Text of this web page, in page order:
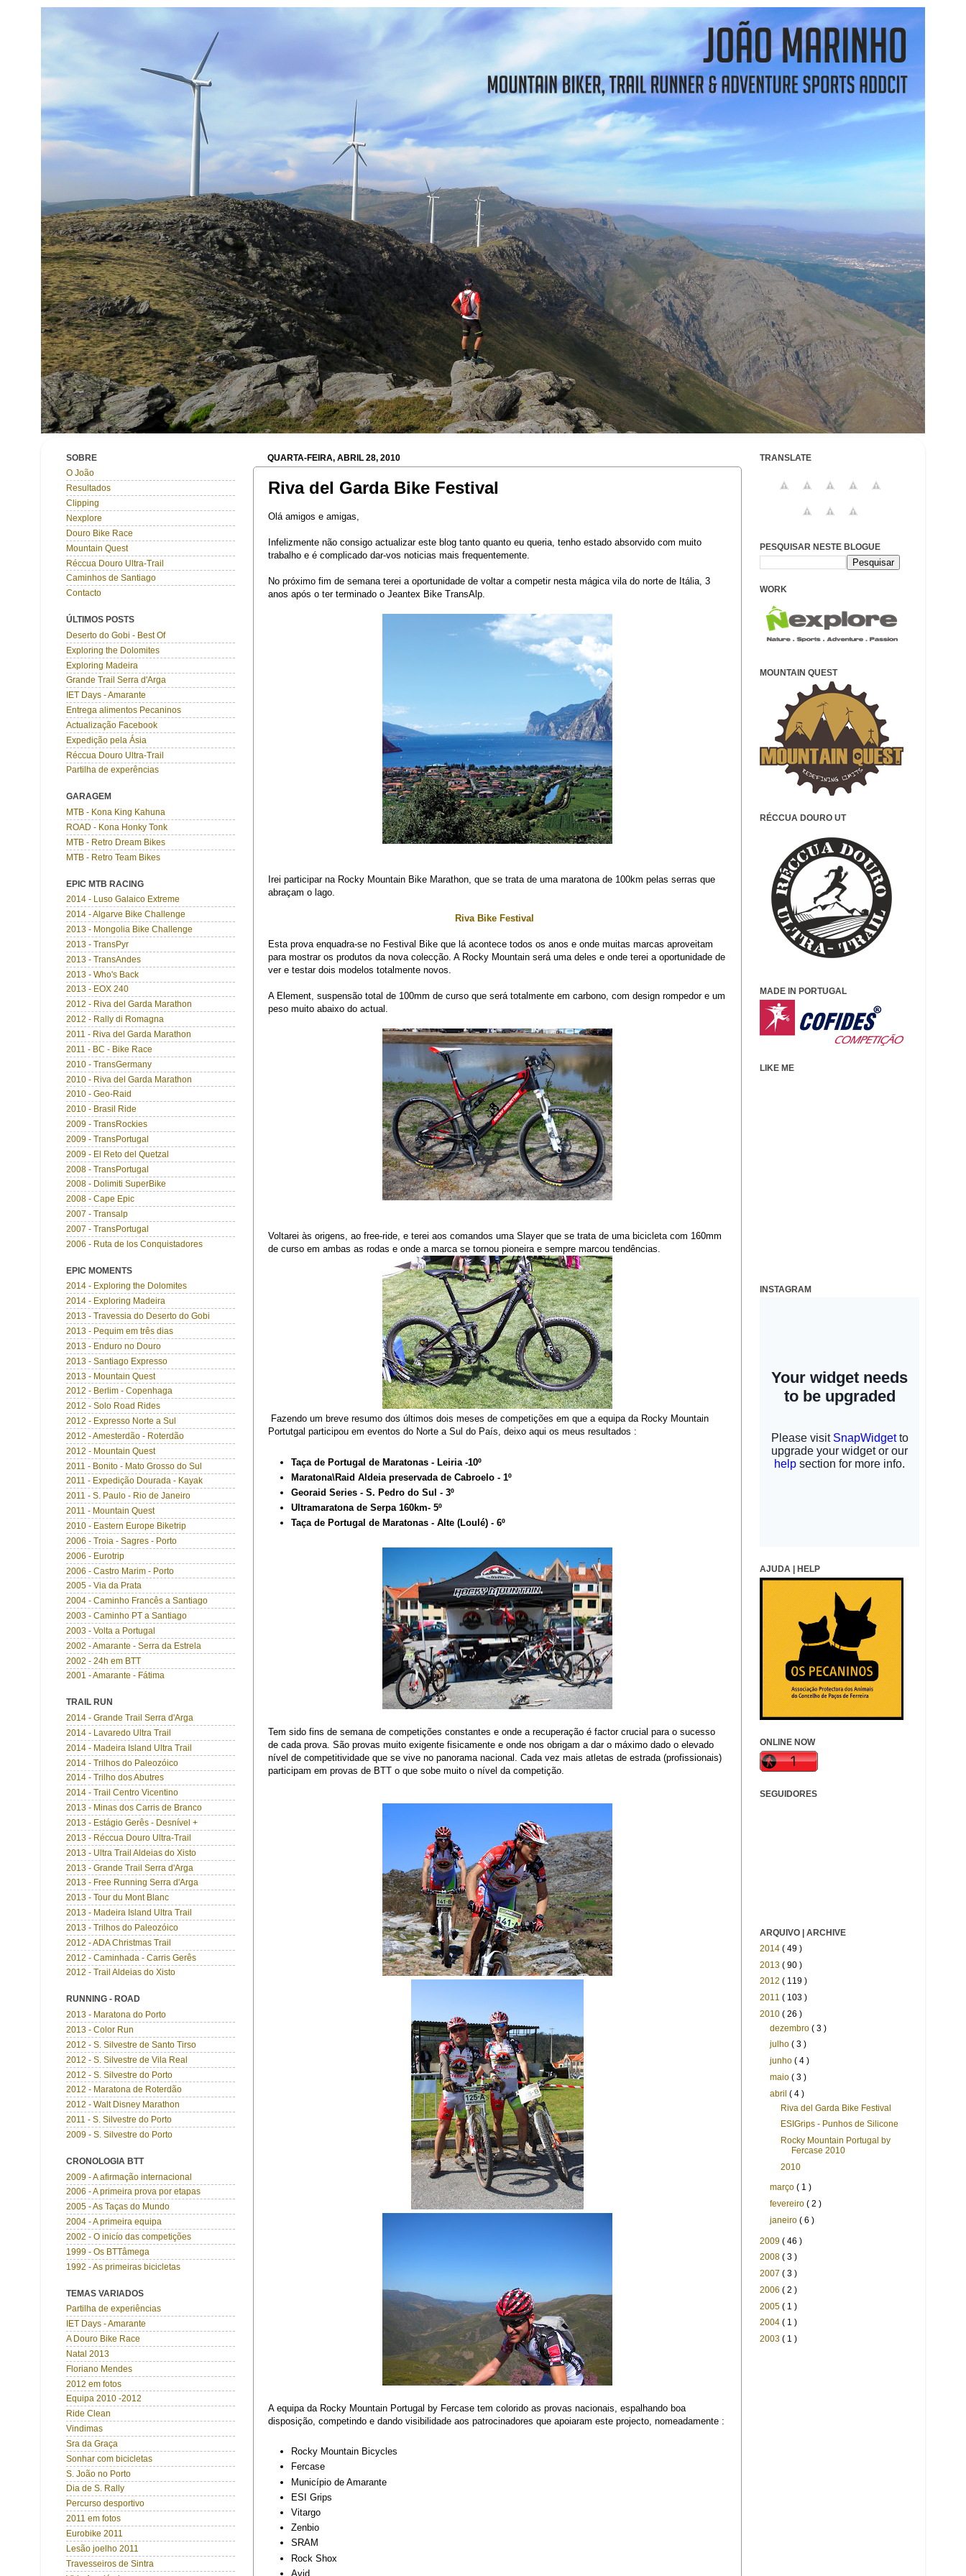
QUARTA-FEIRA, ABRIL 28, 2010
Riva del Garda Bike Festival
Olá amigos e amigas,
Infelizmente não consigo actualizar este blog tanto quanto eu queria, tenho estado absorvido com muito
trabalho e é complicado dar-vos noticias mais frequentemente.
No próximo fim de semana terei a oportunidade de voltar a competir nesta mágica vila do norte de Itália, 3
anos após o ter terminado o Jeantex Bike TransAlp.
Irei participar na Rocky Mountain Bike Marathon, que se trata de uma maratona de 100km pelas serras que
abraçam o lago.
Riva Bike Festival
Esta prova enquadra-se no Festival Bike que lá acontece todos os anos e onde muitas marcas aproveitam
para mostrar os produtos da nova colecção. A Rocky Mountain será uma deles e onde terei a oportunidade de
ver e testar dois modelos totalmente novos.
A Element, suspensão total de 100mm de curso que será totalmente em carbono, com design rompedor e um
peso muito abaixo do actual.
Voltarei às origens, ao free-ride, e terei aos comandos uma Slayer que se trata de uma bicicleta com 160mm
de curso em ambas as rodas e onde a marca se tornou pioneira e sempre marcou tendências.
Fazendo um breve resumo dos últimos dois meses de competições em que a equipa da Rocky Mountain
Portutgal participou em eventos do Norte a Sul do País, deixo aqui os meus resultados :
Taça de Portugal de Maratonas - Leiria -10º
Maratona\Raid Aldeia preservada de Cabroelo - 1º
Georaid Series - S. Pedro do Sul - 3º
Ultramaratona de Serpa 160km- 5º
Taça de Portugal de Maratonas - Alte (Loulé) - 6º
Tem sido fins de semana de competições constantes e onde a recuperação é factor crucial para o sucesso
de cada prova. São provas muito exigente fisicamente e onde nos obrigam a dar o máximo dado o elevado
nível de competitividade que se vive no panorama nacional. Cada vez mais atletas de estrada (profissionais)
participam em provas de BTT o que sobe muito o nível da competição.
A equipa da Rocky Mountain Portugal by Fercase tem colorido as provas nacionais, espalhando boa
disposição, competindo e dando visibilidade aos patrocinadores que apoiaram este projecto, nomeadamente :
Rocky Mountain Bicycles
Fercase
Município de Amarante
ESI Grips
Vitargo
Zenbio
SRAM
Rock Shox
Avid
SOBRE
O João
Resultados
Clipping
Nexplore
Douro Bike Race
Mountain Quest
Réccua Douro Ultra-Trail
Caminhos de Santiago
Contacto
ÚLTIMOS POSTS
Deserto do Gobi - Best Of
Exploring the Dolomites
Exploring Madeira
Grande Trail Serra d'Arga
IET Days - Amarante
Entrega alimentos Pecaninos
Actualização Facebook
Expedição pela Ásia
Réccua Douro Ultra-Trail
Partilha de experências
GARAGEM
MTB - Kona King Kahuna
ROAD - Kona Honky Tonk
MTB - Retro Dream Bikes
MTB - Retro Team Bikes
EPIC MTB RACING
2014 - Luso Galaico Extreme
2014 - Algarve Bike Challenge
2013 - Mongolia Bike Challenge
2013 - TransPyr
2013 - TransAndes
2013 - Who's Back
2013 - EOX 240
2012 - Riva del Garda Marathon
2012 - Rally di Romagna
2011 - Riva del Garda Marathon
2011 - BC - Bike Race
2010 - TransGermany
2010 - Riva del Garda Marathon
2010 - Geo-Raid
2010 - Brasil Ride
2009 - TransRockies
2009 - TransPortugal
2009 - El Reto del Quetzal
2008 - TransPortugal
2008 - Dolimiti SuperBike
2008 - Cape Epic
2007 - Transalp
2007 - TransPortugal
2006 - Ruta de los Conquistadores
EPIC MOMENTS
2014 - Exploring the Dolomites
2014 - Exploring Madeira
2013 - Travessia do Deserto do Gobi
2013 - Pequim em três dias
2013 - Enduro no Douro
2013 - Santiago Expresso
2013 - Mountain Quest
2012 - Berlim - Copenhaga
2012 - Solo Road Rides
2012 - Expresso Norte a Sul
2012 - Amesterdão - Roterdão
2012 - Mountain Quest
2011 - Bonito - Mato Grosso do Sul
2011 - Expedição Dourada - Kayak
2011 - S. Paulo - Rio de Janeiro
2011 - Mountain Quest
2010 - Eastern Europe Biketrip
2006 - Troia - Sagres - Porto
2006 - Eurotrip
2006 - Castro Marim - Porto
2005 - Via da Prata
2004 - Caminho Francês a Santiago
2003 - Caminho PT a Santiago
2003 - Volta a Portugal
2002 - Amarante - Serra da Estrela
2002 - 24h em BTT
2001 - Amarante - Fátima
TRAIL RUN
2014 - Grande Trail Serra d'Arga
2014 - Lavaredo Ultra Trail
2014 - Madeira Island Ultra Trail
2014 - Trilhos do Paleozóico
2014 - Trilho dos Abutres
2014 - Trail Centro Vicentino
2013 - Minas dos Carris de Branco
2013 - Estágio Gerês - Desnível +
2013 - Réccua Douro Ultra-Trail
2013 - Ultra Trail Aldeias do Xisto
2013 - Grande Trail Serra d'Arga
2013 - Free Running Serra d'Arga
2013 - Tour du Mont Blanc
2013 - Madeira Island Ultra Trail
2013 - Trilhos do Paleozóico
2012 - ADA Christmas Trail
2012 - Caminhada - Carris Gerês
2012 - Trail Aldeias do Xisto
RUNNING - ROAD
2013 - Maratona do Porto
2013 - Color Run
2012 - S. Silvestre de Santo Tirso
2012 - S. Silvestre de Vila Real
2012 - S. Silvestre do Porto
2012 - Maratona de Roterdão
2012 - Walt Disney Marathon
2011 - S. Silvestre do Porto
2009 - S. Silvestre do Porto
CRONOLOGIA BTT
2009 - A afirmação internacional
2006 - A primeira prova por etapas
2005 - As Taças do Mundo
2004 - A primeira equipa
2002 - O inicío das competições
1999 - Os BTTâmega
1992 - As primeiras bicicletas
TEMAS VARIADOS
Partilha de experiências
IET Days - Amarante
A Douro Bike Race
Natal 2013
Floriano Mendes
2012 em fotos
Equipa 2010 -2012
Ride Clean
Vindimas
Sra da Graça
Sonhar com bicicletas
S. João no Porto
Dia de S. Rally
Percurso desportivo
2011 em fotos
Eurobike 2011
Lesão joelho 2011
Travesseiros de Sintra
TRANSLATE
PESQUISAR NESTE BLOGUE
WORK
MOUNTAIN QUEST
RÉCCUA DOURO UT
MADE IN PORTUGAL
LIKE ME
INSTAGRAM
AJUDA | HELP
ONLINE NOW
SEGUIDORES
ARQUIVO | ARCHIVE
2014 ( 49 )
2013 ( 90 )
2012 ( 119 )
2011 ( 103 )
2010 ( 26 )
dezembro( 3 )
julho( 3 )
junho( 4 )
maio( 3 )
abril( 4 )
Riva del Garda Bike Festival
ESIGrips - Punhos de Silicone
Rocky Mountain Portugal by
Fercase 2010
2010
março( 1 )
fevereiro( 2 )
janeiro( 6 )
2009 ( 46 )
2008 ( 3 )
2007 ( 3 )
2006 ( 2 )
2005 ( 1 )
2004 ( 1 )
2003 ( 1 )